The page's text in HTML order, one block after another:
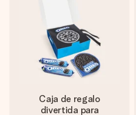
Caja de regalo
divertida para